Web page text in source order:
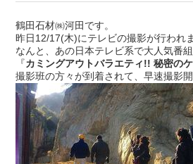
鶴田石材㈱河田です。
昨日12/17(木)にテレビの撮影が行われ
なんと、あの日本テレビ系で大人気番組
『カミングアウトバラエティ!! 秘密の
撮影班の方々が到着されて、早速撮影開